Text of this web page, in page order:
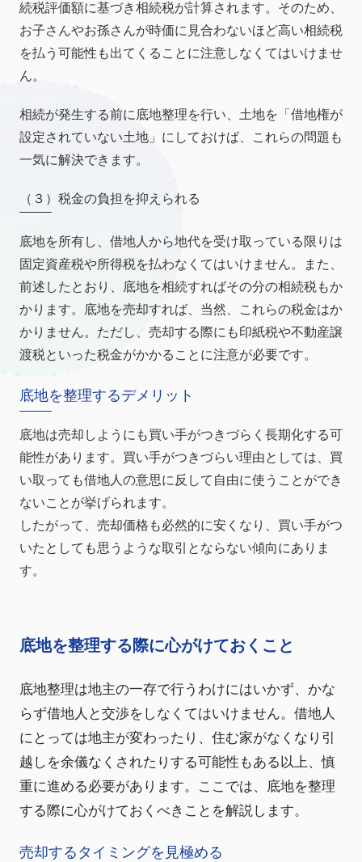
続税評価額に基づき相続税が計算されます。そのため、
お子さんやお孫さんが時価に見合わないほど高い相続税
を払う可能性も出てくることに注意しなくてはいけませ
ん。
相続が発生する前に底地整理を行い、土地を「借地権が
設定されていない土地」にしておけば、これらの問題も
一気に解決できます。
（３）税金の負担を抑えられる
底地を所有し、借地人から地代を受け取っている限りは
固定資産税や所得税を払わなくてはいけません。また、
前述したとおり、底地を相続すればその分の相続税もか
かります。底地を売却すれば、当然、これらの税金はか
かりません。ただし、売却する際にも印紙税や不動産譲
渡税といった税金がかかることに注意が必要です。
底地を整理するデメリット
底地は売却しようにも買い手がつきづらく長期化する可
能性があります。買い手がつきづらい理由としては、買
い取っても借地人の意思に反して自由に使うことができ
ないことが挙げられます。
したがって、売却価格も必然的に安くなり、買い手がつ
いたとしても思うような取引とならない傾向にありま
す。
底地を整理する際に心がけておくこと
底地整理は地主の一存で行うわけにはいかず、かな
らず借地人と交渉をしなくてはいけません。借地人
にとっては地主が変わったり、住む家がなくなり引
越しを余儀なくされたりする可能性もある以上、慎
重に進める必要があります。ここでは、底地を整理
する際に心がけておくべきことを解説します。
売却するタイミングを見極める